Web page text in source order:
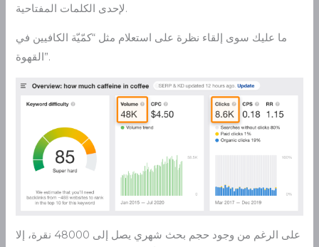
لإحدى الكلمات المفتاحية.
ما عليك سوى إلقاء نظرة على استعلام مثل “كمّيّة الكافيين في
القهوة”.
على الرغم من وجود حجم بحث شهري يصل إلى 48000 نقرة، إلا